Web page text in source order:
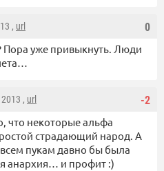
0
, url
Пора уже привыкнуть. Люди
-2
, url
что некоторые альфа
страдающий народ. А
пукам давно бы была
анархия… и профит :)